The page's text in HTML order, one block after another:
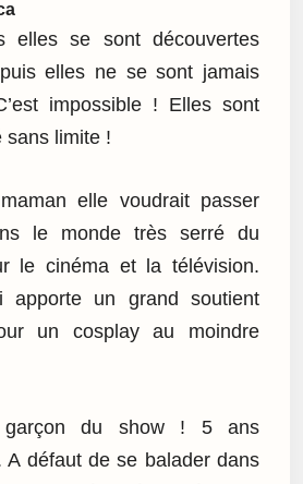
se sont découvertes
elles ne se sont jamais
impossible ! Elles sont
sans limite !
elle voudrait passer
le monde très serré du
le cinéma et la télévision.
apporte un grand soutient
un cosplay au moindre
du show ! 5 ans
A défaut de se balader dans